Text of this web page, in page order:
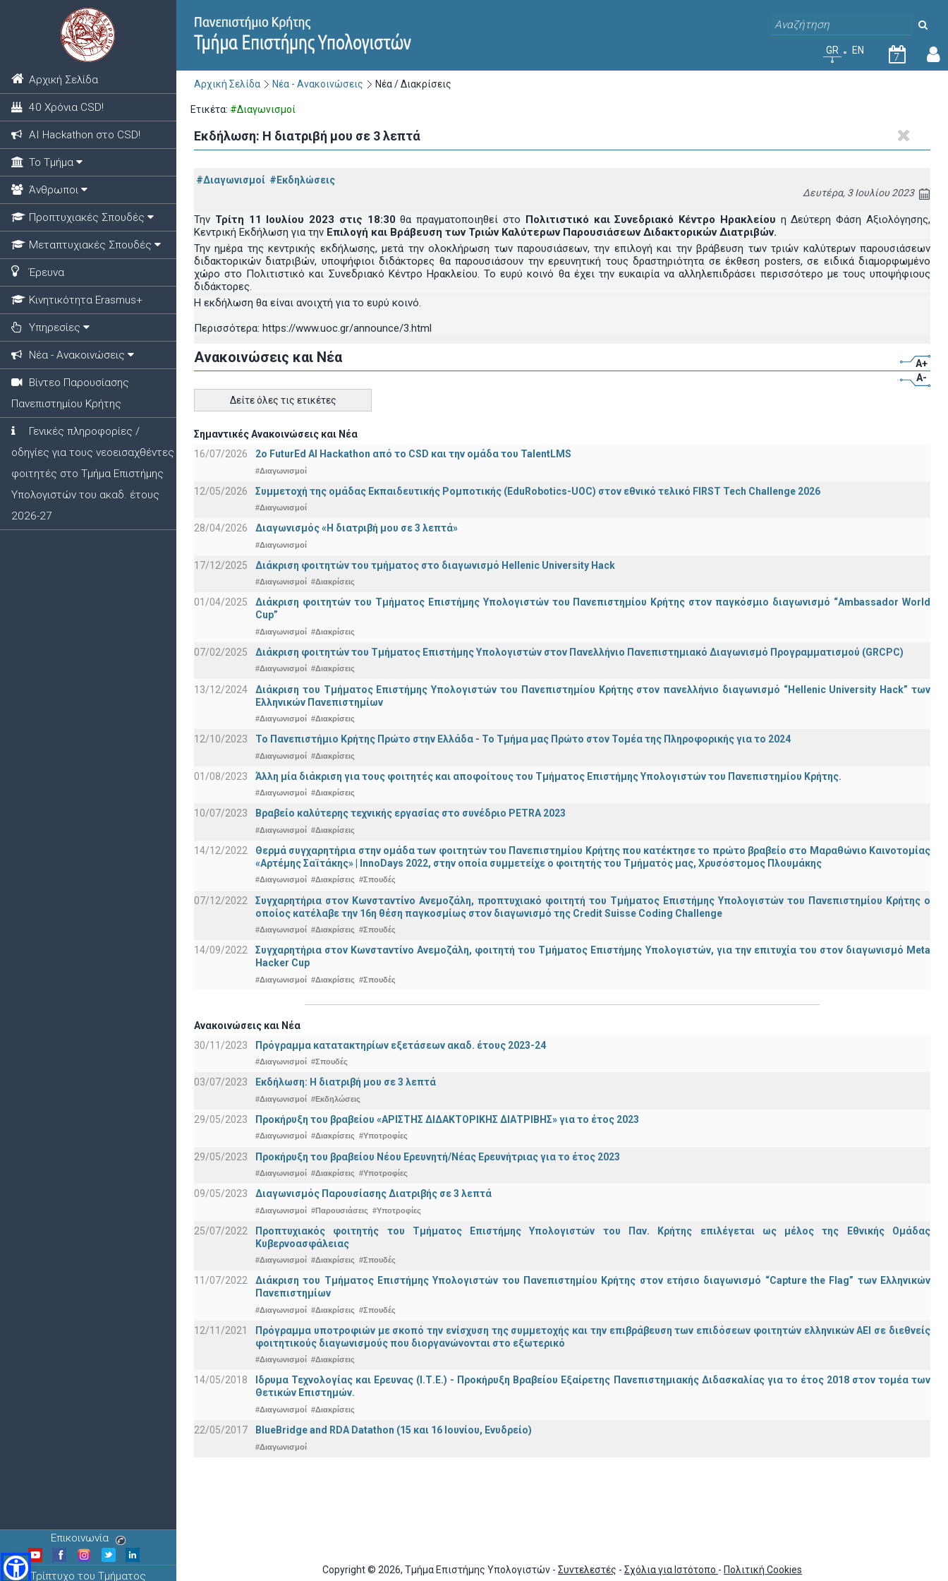
Αρχική Σελίδα
40 Χρόνια CSD!
ΑΙ Hackathon στο CSD!
Το Τμήμα
Άνθρωποι
Προπτυχιακές Σπουδές
Μεταπτυχιακές Σπουδές
Έρευνα
Κινητικότητα Erasmus+
Υπηρεσίες
Νέα - Ανακοινώσεις
Βίντεο Παρουσίασης
Πανεπιστημίου Κρήτης
Γενικές πληροφορίες /
οδηγίες για τους νεοεισαχθέντες
φοιτητές στο Τμήμα Επιστήμης
Υπολογιστών του ακαδ. έτους
2026-27
Επικοινωνία
Τρίπτυχο του Τμήματος
GR EN
7
Αρχική Σελίδα Νέα - Ανακοινώσεις Νέα / Διακρίσεις
Ετικέτα: #Διαγωνισμοί
Εκδήλωση: Η διατριβή μου σε 3 λεπτά
#Διαγωνισμοί #Εκδηλώσεις
Δευτέρα, 3 Ιουλίου 2023
Την Τρίτη 11 Ιουλίου 2023 στις 18:30θα πραγματοποιηθεί στο Πολιτιστικό και Συνεδριακό Κέντρο Ηρακλείου η Δεύτερη Φάση Αξιολόγησης,
Κεντρική Εκδήλωση για την Επιλογή και Βράβευση των Τριών Καλύτερων Παρουσιάσεων Διδακτορικών Διατριβών.
Την ημέρα της κεντρικής εκδήλωσης, μετά την ολοκλήρωση των παρουσιάσεων, την επιλογή και την βράβευση των τριών καλύτερων παρουσιάσεων
διδακτορικών διατριβών, υποψήφιοι διδάκτορες θα παρουσιάσουν την ερευνητική τους δραστηριότητα σε έκθεση posters, σε ειδικά διαμορφωμένο
χώρο στο Πολιτιστικό και Συνεδριακό Κέντρο Ηρακλείου. Το ευρύ κοινό θα έχει την ευκαιρία να αλληλεπιδράσει περισσότερο με τους υποψήφιους
διδάκτορες.
Η εκδήλωση θα είναι ανοιχτή για το ευρύ κοινό.
Περισσότερα: https://www.uoc.gr/announce/3.html
Ανακοινώσεις και Νέα
A+
A-
Δείτε όλες τις ετικέτες
Σημαντικές Ανακοινώσεις και Νέα
16/07/2026
2o FuturEd AI Hackathon από το CSD και την ομάδα του TalentLMS
#Διαγωνισμοί
12/05/2026 Συμμετοχή της ομάδας Εκπαιδευτικής Ρομποτικής (EduRobotics-UOC) στον εθνικό τελικό FIRST Tech Challenge 2026
#Διαγωνισμοί
28/04/2026 Διαγωνισμός «Η διατριβή μου σε 3 λεπτά»
#Διαγωνισμοί
17/12/2025 Διάκριση φοιτητών του τμήματος στο διαγωνισμό Hellenic University Hack
#Διαγωνισμοί #Διακρίσεις
01/04/2025
Διάκριση φοιτητών του Τμήματος Επιστήμης Υπολογιστών του Πανεπιστημίου Κρήτης στον παγκόσμιο διαγωνισμό “Ambassador World
Cup”
#Διαγωνισμοί #Διακρίσεις
07/02/2025 Διάκριση φοιτητών του Τμήματος Επιστήμης Υπολογιστών στον Πανελλήνιο Πανεπιστημιακό Διαγωνισμό Προγραμματισμού (GRCPC)
#Διαγωνισμοί #Διακρίσεις
13/12/2024
Διάκριση του Τμήματος Επιστήμης Υπολογιστών του Πανεπιστημίου Κρήτης στον πανελλήνιο διαγωνισμό “Hellenic University Hack” των
Ελληνικών Πανεπιστημίων
#Διαγωνισμοί #Διακρίσεις
12/10/2023 Το Πανεπιστήμιο Κρήτης Πρώτο στην Ελλάδα - Το Τμήμα μας Πρώτο στον Τομέα της Πληροφορικής για το 2024
#Διαγωνισμοί #Διακρίσεις
01/08/2023 Άλλη μία διάκριση για τους φοιτητές και αποφοίτους του Τμήματος Επιστήμης Υπολογιστών του Πανεπιστημίου Κρήτης.
#Διαγωνισμοί #Διακρίσεις
10/07/2023 Βραβείο καλύτερης τεχνικής εργασίας στο συνέδριο PETRA 2023
#Διαγωνισμοί #Διακρίσεις
14/12/2022
Θερμά συγχαρητήρια στην ομάδα των φοιτητών του Πανεπιστημίου Κρήτης που κατέκτησε το πρώτο βραβείο στο Μαραθώνιο Καινοτομίας
«Αρτέμης Σαϊτάκης» | InnoDays 2022, στην οποία συμμετείχε ο φοιτητής του Τμήματός μας, Χρυσόστομος Πλουμάκης
#Διαγωνισμοί #Διακρίσεις #Σπουδές
07/12/2022
Συγχαρητήρια στον Κωνσταντίνο Ανεμοζάλη, προπτυχιακό φοιτητή του Τμήματος Επιστήμης Υπολογιστών του Πανεπιστημίου Κρήτης ο
οποίος κατέλαβε την 16η θέση παγκοσμίως στον διαγωνισμό της Credit Suisse Coding Challenge
#Διαγωνισμοί #Διακρίσεις #Σπουδές
14/09/2022
Συγχαρητήρια στον Κωνσταντίνο Ανεμοζάλη, φοιτητή του Τμήματος Επιστήμης Υπολογιστών, για την επιτυχία του στον διαγωνισμό Meta
Hacker Cup
#Διαγωνισμοί #Διακρίσεις #Σπουδές
Ανακοινώσεις και Νέα
30/11/2023
Πρόγραμμα κατατακτηρίων εξετάσεων ακαδ. έτους 2023-24
#Διαγωνισμοί #Σπουδές
03/07/2023 Εκδήλωση: Η διατριβή μου σε 3 λεπτά
#Διαγωνισμοί #Εκδηλώσεις
29/05/2023 Προκήρυξη του βραβείου «ΑΡΙΣΤΗΣ ΔΙΔΑΚΤΟΡΙΚΗΣ ΔΙΑΤΡΙΒΗΣ» για το έτος 2023
#Διαγωνισμοί #Διακρίσεις #Υποτροφίες
29/05/2023 Προκήρυξη του βραβείου Νέου Ερευνητή/Νέας Ερευνήτριας για το έτος 2023
#Διαγωνισμοί #Διακρίσεις #Υποτροφίες
09/05/2023 Διαγωνισμός Παρουσίασης Διατριβής σε 3 λεπτά
#Διαγωνισμοί #Παρουσιάσεις #Υποτροφίες
25/07/2022
Προπτυχιακός φοιτητής του Τμήματος Επιστήμης Υπολογιστών του Παν. Κρήτης επιλέγεται ως μέλος της Εθνικής Ομάδας
Κυβερνοασφάλειας
#Διαγωνισμοί #Διακρίσεις #Σπουδές
11/07/2022
Διάκριση του Τμήματος Επιστήμης Υπολογιστών του Πανεπιστημίου Κρήτης στον ετήσιο διαγωνισμό “Capture the Flag” των Ελληνικών
Πανεπιστημίων
#Διαγωνισμοί #Διακρίσεις #Σπουδές
12/11/2021
Πρόγραμμα υποτροφιών με σκοπό την ενίσχυση της συμμετοχής και την επιβράβευση των επιδόσεων φοιτητών ελληνικών ΑΕΙ σε διεθνείς
φοιτητικούς διαγωνισμούς που διοργανώνονται στο εξωτερικό
#Διαγωνισμοί #Διακρίσεις
14/05/2018
Ιδρυμα Τεχνολογίας και Ερευνας (Ι.Τ.Ε.) - Προκήρυξη Βραβείου Εξαίρετης Πανεπιστημιακής Διδασκαλίας για το έτος 2018 στον τομέα των
Θετικών Επιστημών.
#Διαγωνισμοί #Διακρίσεις
22/05/2017 BlueBridge and RDA Datathon (15 και 16 Ιουνίου, Ενυδρείο)
#Διαγωνισμοί
Copyright © 2026, Τμήμα Επιστήμης Υπολογιστών - Συντελεστές - Σχόλια για Ιστότοπο - Πολιτική Cookies